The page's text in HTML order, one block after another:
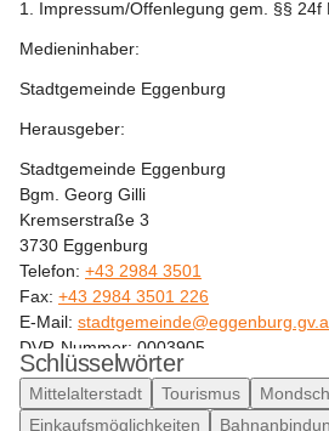
1. Impressum/Offenlegung gem. §§ 24f
Medieninhaber:
Stadtgemeinde Eggenburg
Herausgeber:
Stadtgemeinde Eggenburg
Bgm. Georg Gilli
Kremserstraße 3
3730 Eggenburg
Telefon: +43 2984 3501
Fax: +43 2984 3501 226
E-Mail:
DVR-Nummer: 0003905
Medienlinie gem. § 25 Abs. 4 MedienG:
Schlüsselwörter
Mittelalterstadt Tourismus
Einkaufsmöglichkeiten